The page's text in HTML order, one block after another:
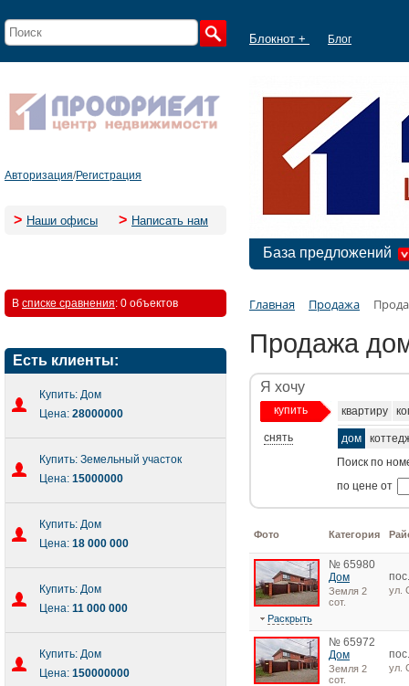
Блокнот + Блог
Авторизация/Регистрация
> Наши офисы > Написать нам
База предложений
В списке сравнения: 0 объектов
Есть клиенты:
Купить: Дом
Цена: 28000000
Купить: Земельный участок
Цена: 15000000
Купить: Дом
Цена: 18 000 000
Купить: Дом
Цена: 11 000 000
Купить: Дом
Цена: 150000000
Главная Продажа
Продажа
Я хочу
купить
снять
квартиру
дом
Поиск по
по цене от
Фото Категория
№ 65980
Дом
Земля 2
сот.
ул.
Раскрыть
№ 65972
Дом
Земля 2
сот.
ул.